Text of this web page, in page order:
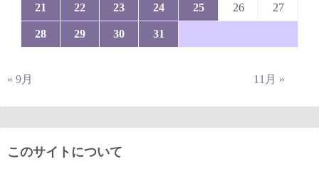
21 22 23 24 25 26 27
28 29 30 31
« 9月 11月 »
このサイトについて